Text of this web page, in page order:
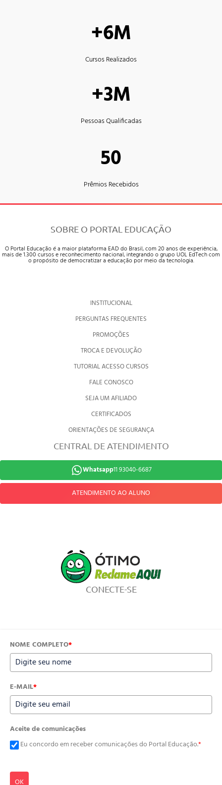
+6M
Cursos Realizados
+3M
Pessoas Qualificadas
50
Prêmios Recebidos
SOBRE O PORTAL EDUCAÇÃO
O Portal Educação é a maior plataforma EAD do Brasil, com 20 anos de experiência,
mais de 1.300 cursos e reconhecimento nacional, integrando o grupo UOL EdTech com
o propósito de democratizar a educação por meio da tecnologia.
INSTITUCIONAL
PERGUNTAS FREQUENTES
PROMOÇÕES
TROCA E DEVOLUÇÃO
TUTORIAL ACESSO CURSOS
FALE CONOSCO
SEJA UM AFILIADO
CERTIFICADOS
ORIENTAÇÕES DE SEGURANÇA
CENTRAL DE ATENDIMENTO
Whatsapp11 93040-6687
ATENDIMENTO AO ALUNO
CONECTE-SE
NOME COMPLETO*
E-MAIL*
Aceite de comunicações
Eu concordo em receber comunicações do Portal Educação.*
OK